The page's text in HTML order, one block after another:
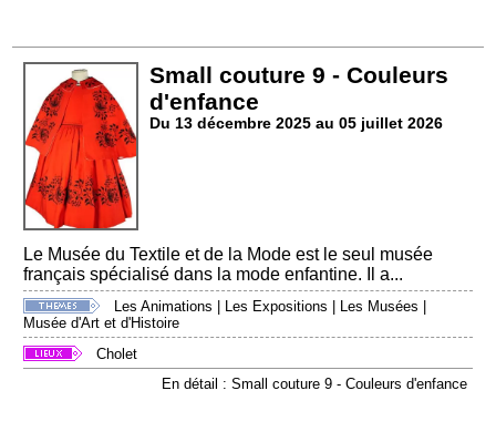
Small couture 9 - Couleurs
d'enfance
Du 13 décembre 2025 au 05 juillet 2026
Le Musée du Textile et de la Mode est le seul musée
français spécialisé dans la mode enfantine. Il a...
Les Animations Les Expositions Les Musées
Musée d'Art et d'Histoire
Cholet
En détail : Small couture 9 - Couleurs d'enfance